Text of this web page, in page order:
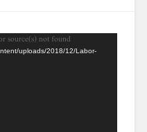
source(s) not found
uploads/2018/12/Labor-